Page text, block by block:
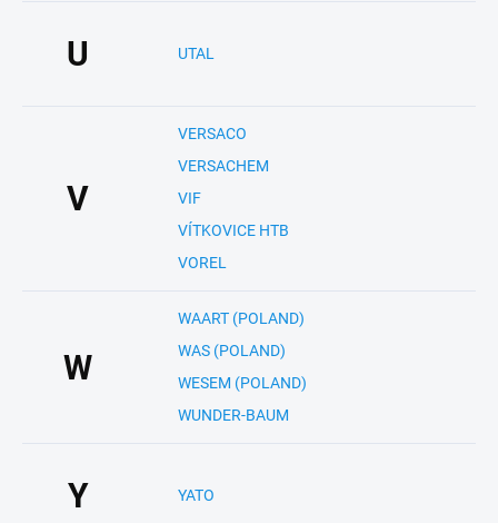
U UTAL
V
VERSACO
VERSACHEM
VIF
VÍTKOVICE HTB
VOREL
W
WAART (POLAND)
WAS (POLAND)
WESEM (POLAND)
WUNDER-BAUM
Y YATO